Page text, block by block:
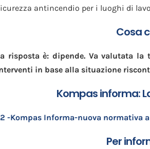
antincendio per i luoghi di
Cosa
risposta è: dipende. Va valutata
in base alla situazione
Kompas informa:
-Kompas Informa-nuova normativa
Per